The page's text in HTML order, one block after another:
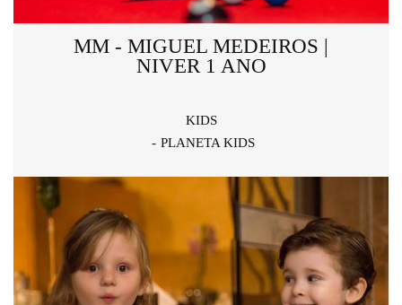
MM - MIGUEL MEDEIROS |
NIVER 1 ANO
KIDS
PLANETA KIDS